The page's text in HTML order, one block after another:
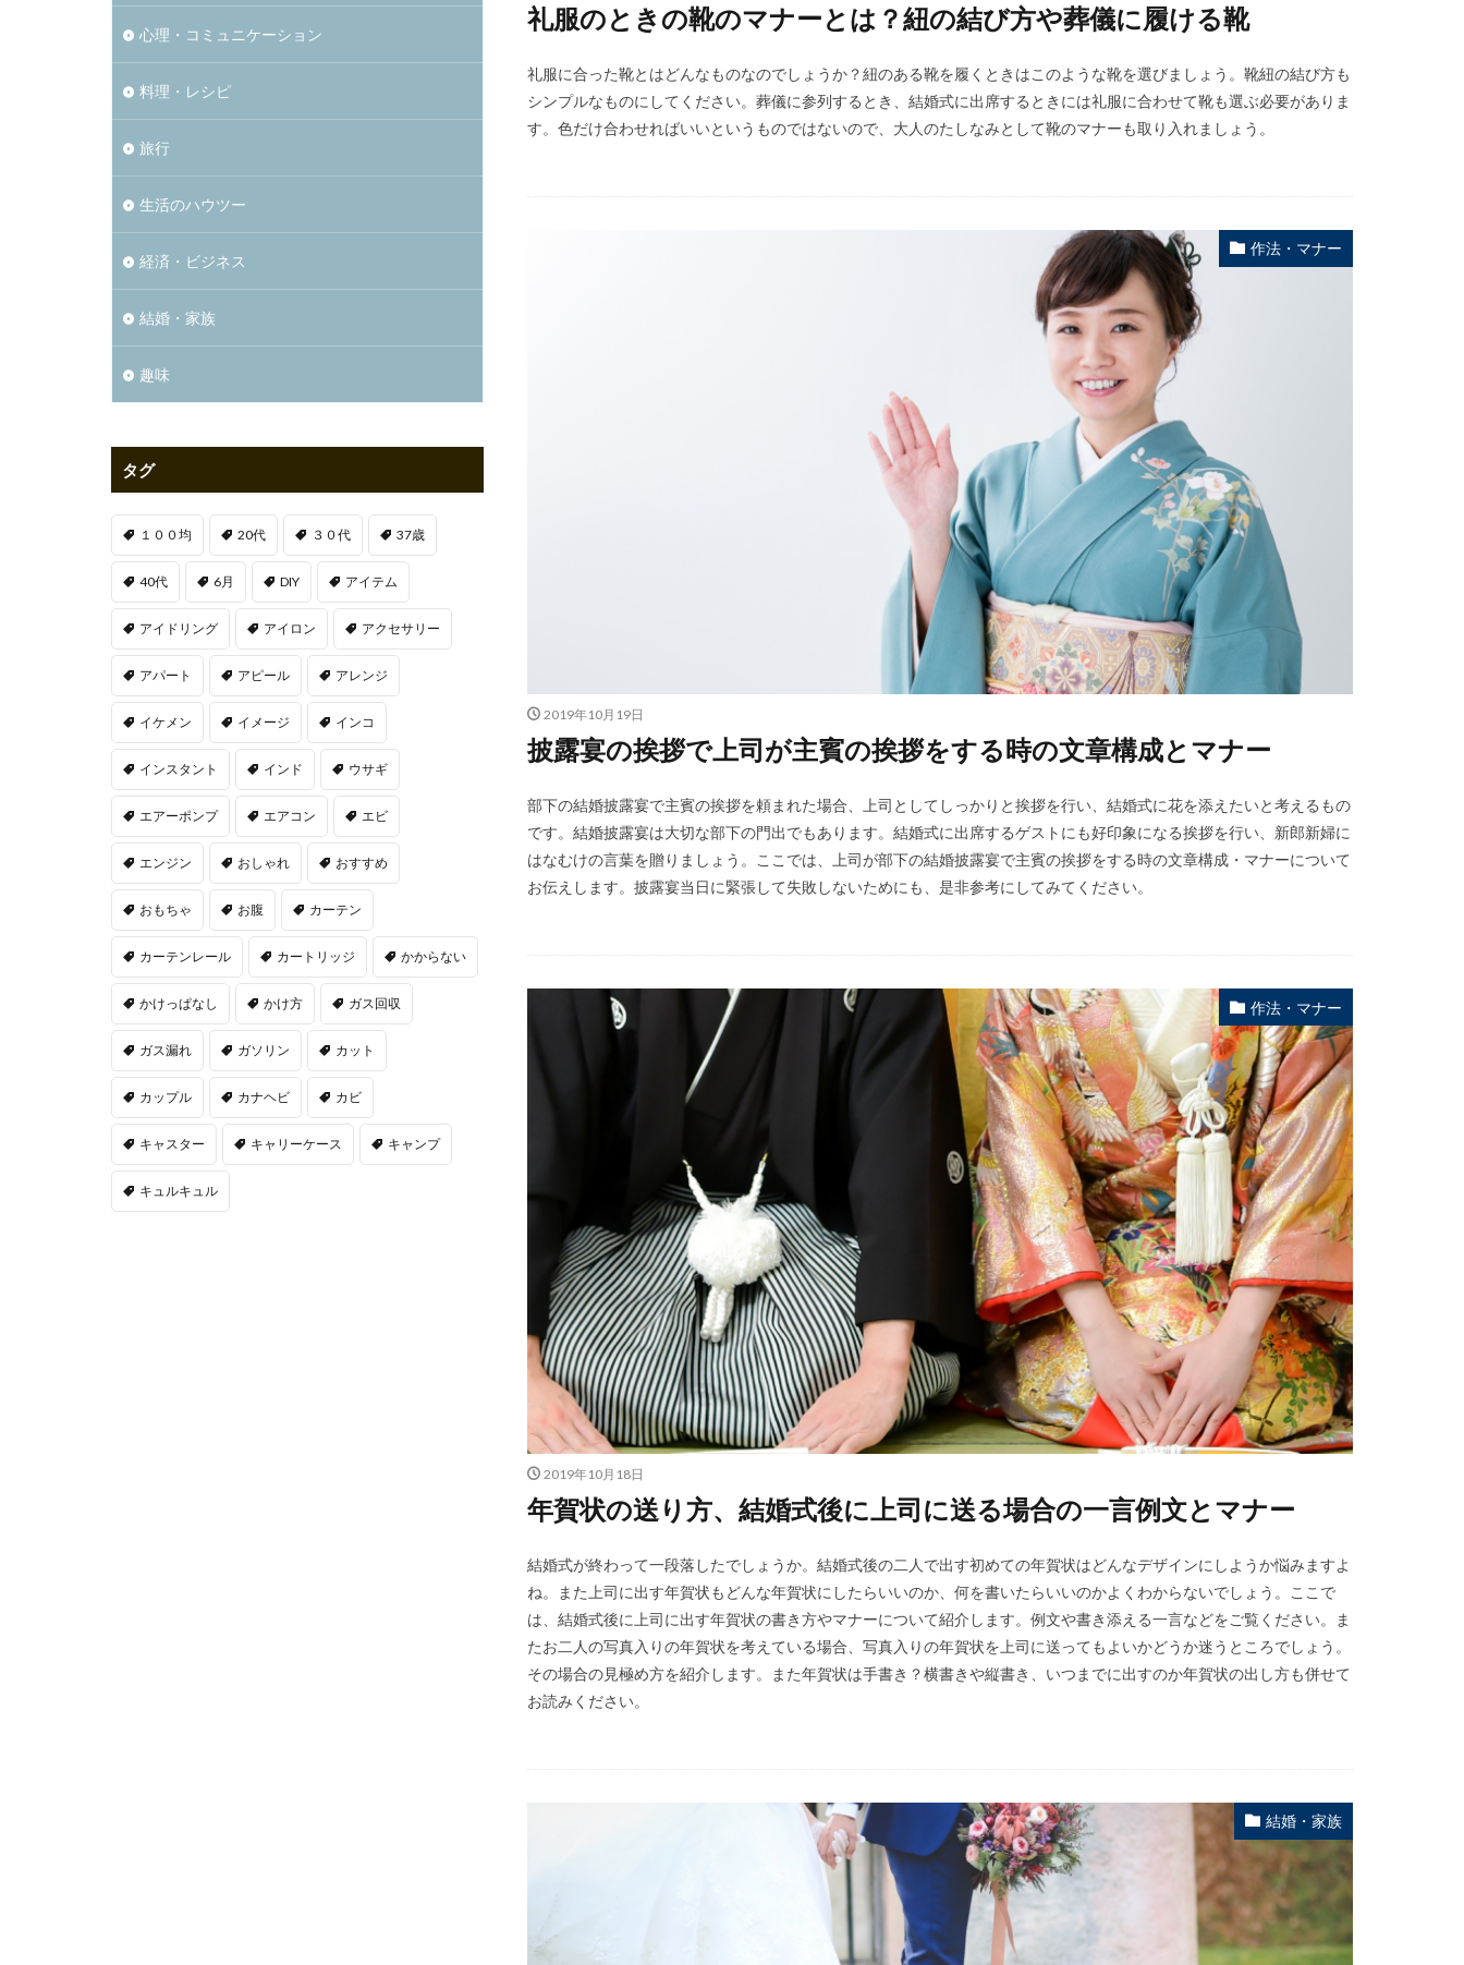
礼服のときの靴のマナーとは？紐の結び方や葬儀に履ける靴
礼服に合った靴とはどんなものなのでしょうか？紐のある靴を履くときはこのような靴を選びましょう。靴紐の結び方も
シンプルなものにしてください。葬儀に参列するとき、結婚式に出席するときには礼服に合わせて靴も選ぶ必要がありま
す。色だけ合わせればいいというものではないので、大人のたしなみとして靴のマナーも取り入れましょう。
作法・マナー
2019年10月19日
披露宴の挨拶で上司が主賓の挨拶をする時の文章構成とマナー
部下の結婚披露宴で主賓の挨拶を頼まれた場合、上司としてしっかりと挨拶を行い、結婚式に花を添えたいと考えるもの
です。結婚披露宴は大切な部下の門出でもあります。結婚式に出席するゲストにも好印象になる挨拶を行い、新郎新婦に
はなむけの言葉を贈りましょう。ここでは、上司が部下の結婚披露宴で主賓の挨拶をする時の文章構成・マナーについて
お伝えします。披露宴当日に緊張して失敗しないためにも、是非参考にしてみてください。
作法・マナー
2019年10月18日
年賀状の送り方、結婚式後に上司に送る場合の一言例文とマナー
結婚式が終わって一段落したでしょうか。結婚式後の二人で出す初めての年賀状はどんなデザインにしようか悩みますよ
ね。また上司に出す年賀状もどんな年賀状にしたらいいのか、何を書いたらいいのかよくわからないでしょう。ここで
は、結婚式後に上司に出す年賀状の書き方やマナーについて紹介します。例文や書き添える一言などをご覧ください。ま
たお二人の写真入りの年賀状を考えている場合、写真入りの年賀状を上司に送ってもよいかどうか迷うところでしょう。
その場合の見極め方を紹介します。また年賀状は手書き？横書きや縦書き、いつまでに出すのか年賀状の出し方も併せて
お読みください。
結婚・家族
心理・コミュニケーション
料理・レシピ
旅行
生活のハウツー
経済・ビジネス
結婚・家族
趣味
タグ
１００均 20代 ３０代 37歳
40代 6月 DIY アイテム
アイドリング アイロン アクセサリー
アパート アピール アレンジ
イケメン イメージ インコ
インスタント インド ウサギ
エアーポンプ エアコン エビ
エンジン おしゃれ おすすめ
おもちゃ お腹 カーテン
カーテンレール カートリッジ かからない
かけっぱなし かけ方 ガス回収
ガス漏れ ガソリン カット
カップル カナヘビ カビ
キャスター キャリーケース キャンプ
キュルキュル